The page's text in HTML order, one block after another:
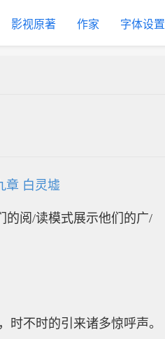
影视原著 作家 字体设置
章 白灵墟
的阅/读模式展示他们的广/
时不时的引来诸多惊呼声。